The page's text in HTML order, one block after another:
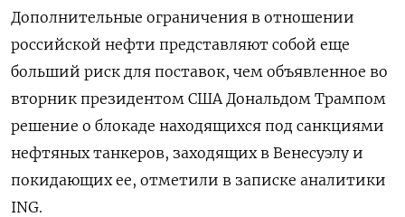
Дополнительные ограничения в отношении
российской нефти представляют собой еще
больший риск для поставок, чем объявленное во
вторник президентом США Дональдом Трампом
решение о блокаде находящихся под санкциями
нефтяных танкеров, заходящих в Венесуэлу и
покидающих ее, отметили в записке аналитики
ING.